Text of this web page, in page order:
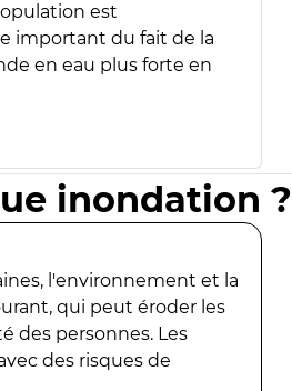
est
important du fait de la
en eau plus forte en
inondation ?
l'environnement et la
qui peut éroder les
des personnes. Les
des risques de